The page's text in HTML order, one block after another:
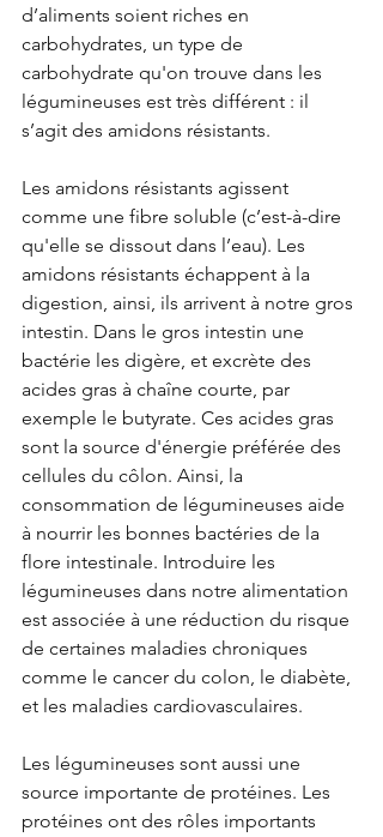
d’aliments soient riches en
carbohydrates, un type de
carbohydrate qu'on trouve dans les
légumineuses est très différent : il
s’agit des amidons résistants.
Les amidons résistants agissent
comme une fibre soluble (c’est-à-dire
qu'elle se dissout dans l’eau). Les
amidons résistants échappent à la
digestion, ainsi, ils arrivent à notre gros
intestin. Dans le gros intestin une
bactérie les digère, et excrète des
acides gras à chaîne courte, par
exemple le butyrate. Ces acides gras
sont la source d'énergie préférée des
cellules du côlon. Ainsi, la
consommation de légumineuses aide
à nourrir les bonnes bactéries de la
flore intestinale. Introduire les
légumineuses dans notre alimentation
est associée à une réduction du risque
de certaines maladies chroniques
comme le cancer du colon, le diabète,
et les maladies cardiovasculaires.
Les légumineuses sont aussi une
source importante de protéines. Les
protéines ont des rôles importants